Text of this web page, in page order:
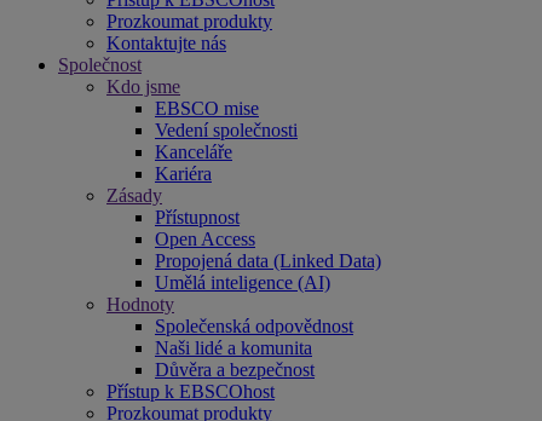
Prozkoumat produkty
Kontaktujte nás
Společnost
Kdo jsme
EBSCO mise
Vedení společnosti
Kanceláře
Kariéra
Zásady
Přístupnost
Open Access
Propojená data (Linked Data)
Umělá inteligence (AI)
Hodnoty
Společenská odpovědnost
Naši lidé a komunita
Důvěra a bezpečnost
Přístup k EBSCOhost
Prozkoumat produkty